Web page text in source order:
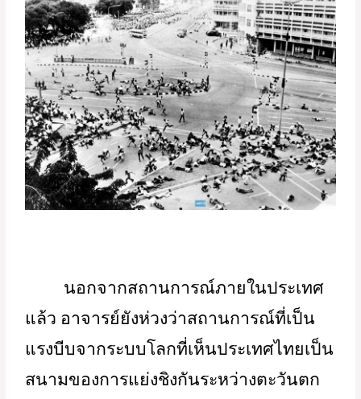
นอกจากสถานการณ์ภายในประเทศ
แล้ว อาจารย์ยังห่วงว่าสถานการณ์ที่เป็น
แรงบีบจากระบบโลกที่เห็นประเทศไทยเป็น
สนามของการแย่งชิงกันระหว่างตะวันตก